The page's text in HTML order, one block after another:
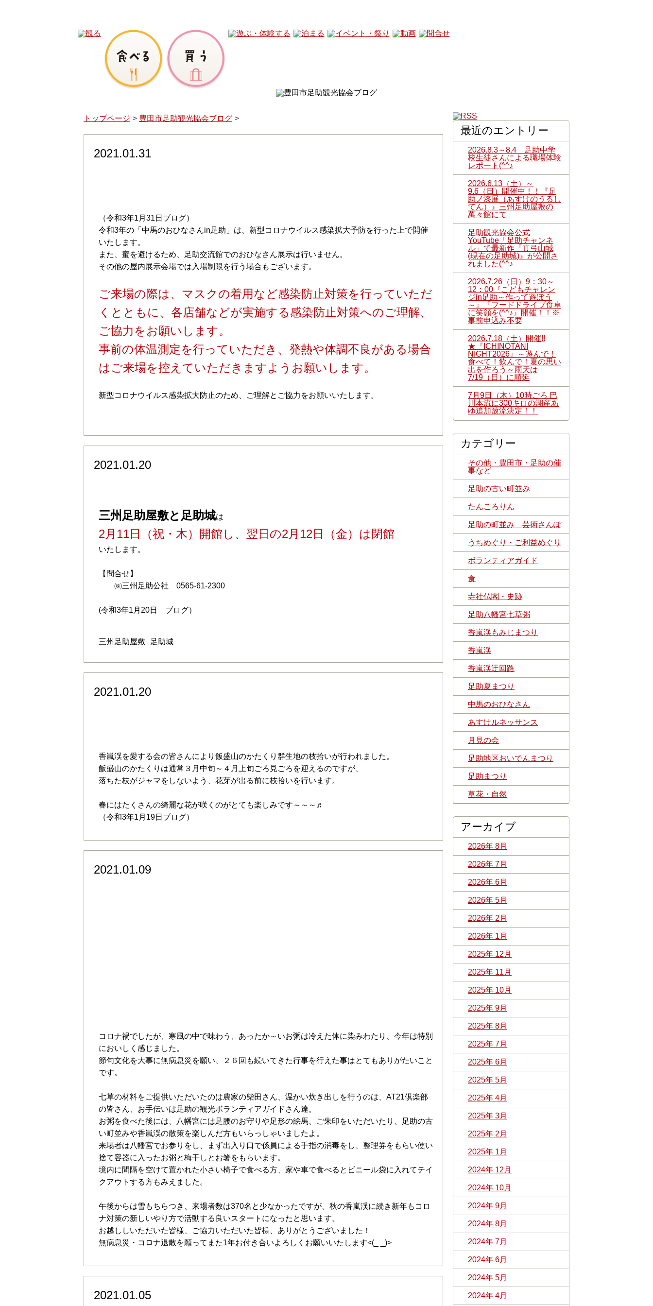
トップページ 豊田市足助観光協会ブログ
2021.01.31
（令和3年1月31日ブログ）
令和3年の「中馬のおひなさんin足助」は、新型コロナウイルス感染拡大予防を行った上で開催
いたします。
また、蜜を避けるため、足助交流館でのおひなさん展示は行いません。
その他の屋内展示会場では入場制限を行う場合もございます。
ご来場の際は、マスクの着用など感染防止対策を行っていただ
くとともに、各店舗などが実施する感染防止対策へのご理解、
ご協力をお願いします。
事前の体温測定を行っていただき、発熱や体調不良がある場合
はご来場を控えていただきますようお願いします。
新型コロナウイルス感染拡大防止のため、ご理解とご協力をお願いいたします。
2021.01.20
三州足助屋敷と足助城は
2月11日（祝・木）開館し、翌日の2月12日（金）は閉館
いたします。
【問合せ】
㈱三州足助公社 0565-61-2300
(令和3年1月20日 ブログ）
三州足助屋敷 足助城
2021.01.20
香嵐渓を愛する会の皆さんにより飯盛山のかたくり群生地の枝拾いが行われました。
飯盛山のかたくりは通常３月中旬～４月上旬ごろ見ごろを迎えるのですが、
落ちた枝がジャマをしないよう、花芽が出る前に枝拾いを行います。
春にはたくさんの綺麗な花が咲くのがとても楽しみです～～～♬
（令和3年1月19日ブログ）
2021.01.09
コロナ禍でしたが、寒風の中で味わう、あったか～いお粥は冷えた体に染みわたり、今年は特別
においしく感じました。
節句文化を大事に無病息災を願い、２６回も続いてきた行事を行えた事はとてもありがたいこと
です。
七草の材料をご提供いただいたのは農家の柴田さん、温かい炊き出しを行うのは、AT21倶楽部
の皆さん、お手伝いは足助の観光ボランティアガイドさん達。
お粥を食べた後には、八幡宮には足腰のお守りや足形の絵馬、ご朱印をいただいたり、足助の古
い町並みや香嵐渓の散策を楽しんだ方もいらっしゃいましたよ。
来場者は八幡宮でお参りをし、まず出入り口で係員による手指の消毒をし、整理券をもらい使い
捨て容器に入ったお粥と梅干しとお箸をもらいます。
境内に間隔を空けて置かれた小さい椅子で食べる方、家や車で食べるとビニール袋に入れてテイ
クアウトする方もみえました。
午後からは雪もちらつき、来場者数は370名と少なかったですが、秋の香嵐渓に続き新年もコロ
ナ対策の新しいやり方で活動する良いスタートになったと思います。
お越ししいただいた皆様、ご協力いただいた皆様、ありがとうございました！
無病息災・コロナ退散を願ってまた1年お付き合いよろしくお願いいたします<(_ _)>
2021.01.05
最近のエントリー
2026.8.3～8.4 足助中学
校生徒さんによる職場体験
レポート(^^♪
2026.6.13（土）～
9.6（日）開催中！！『足
助ノ漆展（あすけのうるし
てん）』三州足助屋敷の
萬々館にて
足助観光協会公式
YouTube「足助チャンネ
ル」で最新作『真弓山城
(現在の足助城)』が公開さ
れました(^^♪
2026.7.26（日）9：30～
12：00『こどもチャレン
ジin足助～作って遊ぼう
～』『フードドライブ食卓
に笑顔を(^^♪』開催！！※
事前申込み不要
2026.7.18（土）開催!!
★『ICHINOTANI
NIGHT2026』～遊んで！
食べて！飲んで！夏の思い
出を作ろう～雨天は
7/19（日）に順延
7月9日（木）10時ごろ 巴
川本流に300キロの湖産あ
ゆ追加放流決定！！
カテゴリー
その他・豊田市・足助の催
事など
足助の古い町並み
たんころりん
足助の町並み 芸術さんぽ
うちめぐり・ご利益めぐり
ボランティアガイド
食
寺社仏閣・史跡
足助八幡宮七草粥
香嵐渓もみじまつり
香嵐渓
香嵐渓迂回路
足助夏まつり
中馬のおひなさん
あすけルネッサンス
月見の会
足助地区おいでんまつり
足助まつり
草花・自然
アーカイブ
2026年 8月
2026年 7月
2026年 6月
2026年 5月
2026年 2月
2026年 1月
2025年 12月
2025年 11月
2025年 10月
2025年 9月
2025年 8月
2025年 7月
2025年 6月
2025年 5月
2025年 4月
2025年 3月
2025年 2月
2025年 1月
2024年 12月
2024年 10月
2024年 9月
2024年 8月
2024年 7月
2024年 6月
2024年 5月
2024年 4月